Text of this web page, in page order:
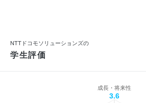
NTTドコモソリューションズの
学生評価
成長・将来性
3.6